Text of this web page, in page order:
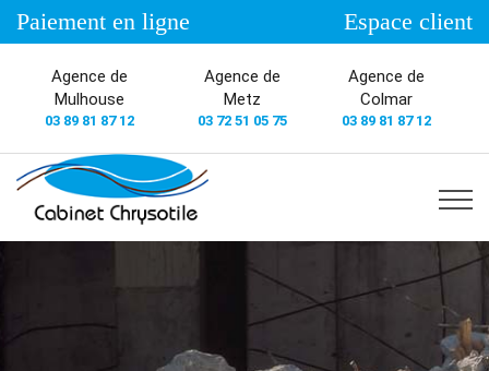
Paiement en ligne Espace client
Agence de
Mulhouse
03 89 81 87 12
Agence de
Metz
03 72 51 05 75
Agence de
Colmar
03 89 81 87 12